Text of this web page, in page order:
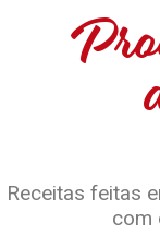
Receitas feitas
com